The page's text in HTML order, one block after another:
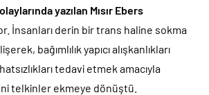
yazılan Mısır Ebers
İnsanları derin bir trans haline sokma
bağımlılık yapıcı alışkanlıkları
tedavi etmek amacıyla
telkinler ekmeye dönüştü.